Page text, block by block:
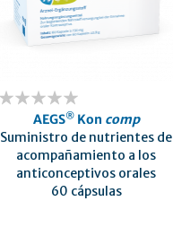
AEGS®Kon comp
Suministro de nutrientes de
acompañamiento a los
anticonceptivos orales
60 cápsulas